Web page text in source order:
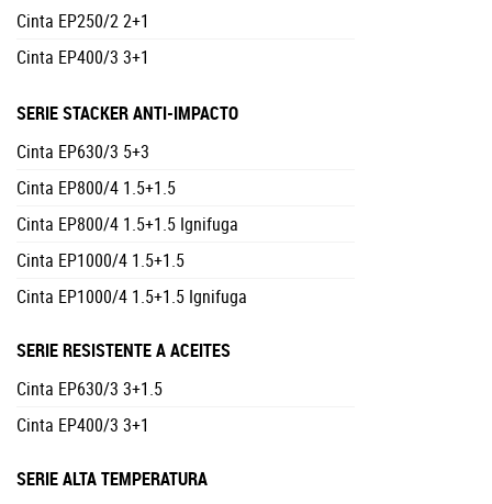
Cinta EP250/2 2+1
Cinta EP400/3 3+1
SERIE STACKER ANTI-IMPACTO
Cinta EP630/3 5+3
Cinta EP800/4 1.5+1.5
Cinta EP800/4 1.5+1.5 Ignifuga
Cinta EP1000/4 1.5+1.5
Cinta EP1000/4 1.5+1.5 Ignifuga
SERIE RESISTENTE A ACEITES
Cinta EP630/3 3+1.5
Cinta EP400/3 3+1
SERIE ALTA TEMPERATURA